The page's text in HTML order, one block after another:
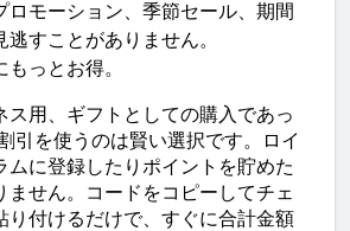
ロモーション、季節セール、期間
逃すことがありません。
っとお得。
ス用、ギフトとしての購入であっ
引を使うのは賢い選択です。ロイ
ムに登録したりポイントを貯めた
ません。コードをコピーしてチェ
り付けるだけで、すぐに合計金額